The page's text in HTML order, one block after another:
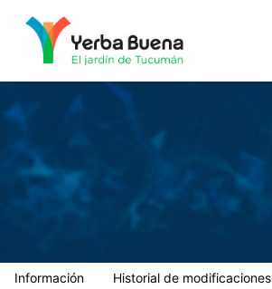
Información Historial de modificaciones